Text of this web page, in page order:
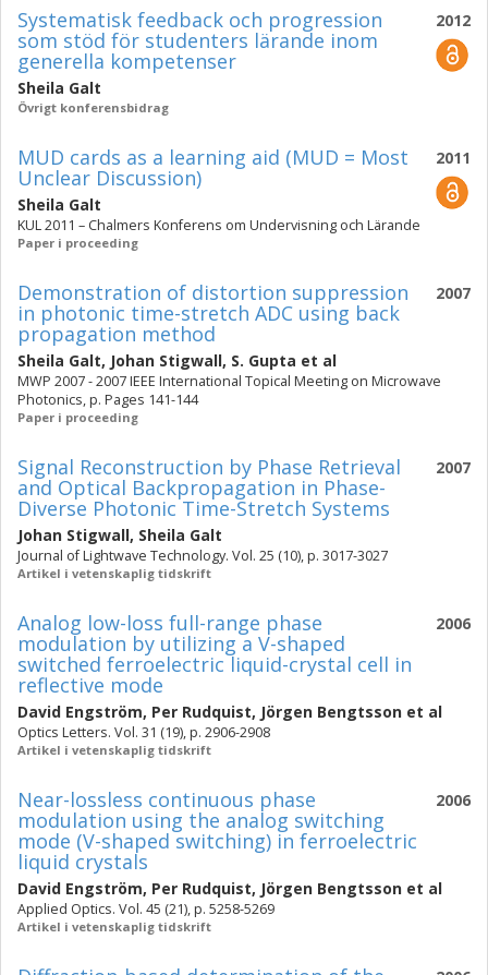
2012
Systematisk feedback och progression
som stöd för studenters lärande inom
generella kompetenser
Sheila Galt
Övrigt konferensbidrag
2011
MUD cards as a learning aid (MUD = Most
Unclear Discussion)
Sheila Galt
KUL 2011 – Chalmers Konferens om Undervisning och Lärande
Paper i proceeding
2007
Demonstration of distortion suppression
in photonic time-stretch ADC using back
propagation method
Sheila Galt, Johan Stigwall, S. Gupta et al
MWP 2007 - 2007 IEEE International Topical Meeting on Microwave
Photonics, p. Pages 141-144
Paper i proceeding
2007
Signal Reconstruction by Phase Retrieval
and Optical Backpropagation in Phase-
Diverse Photonic Time-Stretch Systems
Johan Stigwall, Sheila Galt
Journal of Lightwave Technology. Vol. 25 (10), p. 3017-3027
Artikel i vetenskaplig tidskrift
2006
Analog low-loss full-range phase
modulation by utilizing a V-shaped
switched ferroelectric liquid-crystal cell in
reflective mode
David Engström, Per Rudquist, Jörgen Bengtsson et al
Optics Letters. Vol. 31 (19), p. 2906-2908
Artikel i vetenskaplig tidskrift
2006
Near-lossless continuous phase
modulation using the analog switching
mode (V-shaped switching) in ferroelectric
liquid crystals
David Engström, Per Rudquist, Jörgen Bengtsson et al
Applied Optics. Vol. 45 (21), p. 5258-5269
Artikel i vetenskaplig tidskrift